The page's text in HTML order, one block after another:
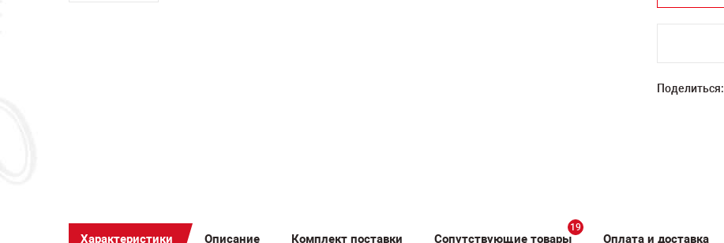
Поделиться:
Характеристики Описание Комплект поставки Сопутствующие товары
19
Оплата и доставка